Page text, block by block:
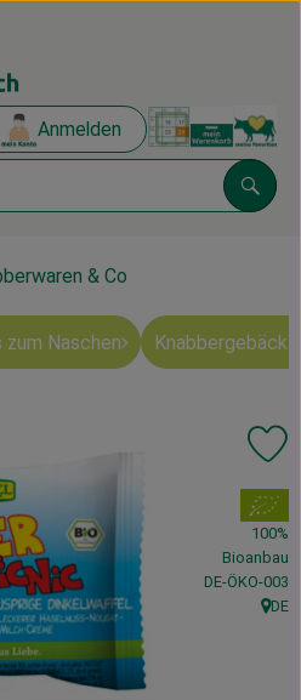
Anmelden
öffnen oder
& Co
Naschen Knabbergebäck
, Verband:
100%
Bioanbau
,DE-ÖKO-003
,
DE